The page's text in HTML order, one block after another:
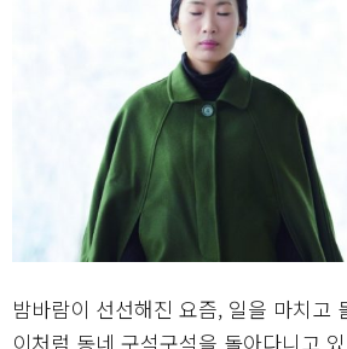
밤바람이 선선해진 요즘, 일을 마치고
이처럼 동네 구석구석을 돌아다니고